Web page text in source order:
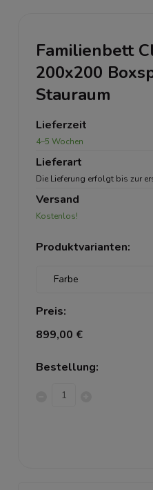
Familienbett
200x200
Stauraum
Lieferzeit
4–5 Wochen
Lieferart
Die Lieferung erfolgt bis zur
Versand
Kostenlos!
Produktvarianten:
Preis:
899,00 €
Bestellung: